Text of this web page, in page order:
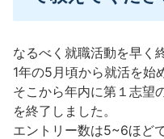
なるべく就職活動を早く
1年の5月頃から就活を始
そこから年内に第１志望
を終了しました。
エントリー数は5~6ほど